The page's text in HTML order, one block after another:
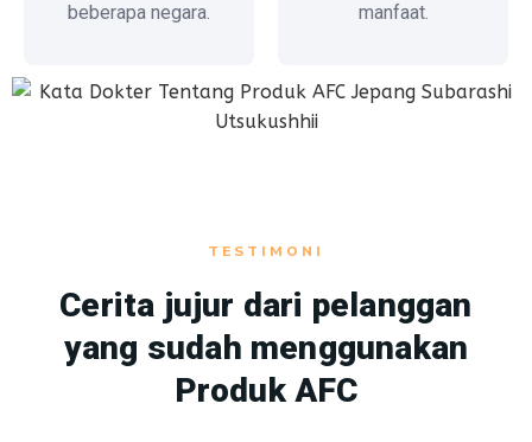
beberapa negara.
manfaat.
TESTIMONI
Cerita jujur dari pelanggan
yang sudah menggunakan
Produk AFC